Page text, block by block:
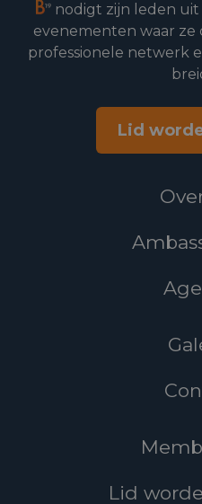
nodigt zijn leden
evenementen waar ze
professionele netwerk
Lid
Lid